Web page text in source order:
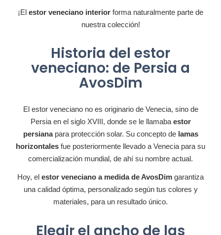
¡El estor veneciano interior forma naturalmente parte de
nuestra colección!
Historia del estor
veneciano: de Persia a
AvosDim
El estor veneciano no es originario de Venecia, sino de
Persia en el siglo XVIII, donde se le llamaba estor
persianapara protección solar. Su concepto de lamas
horizontales fue posteriormente llevado a Venecia para su
comercialización mundial, de ahí su nombre actual.
Hoy, el estor veneciano a medida de AvosDim garantiza
una calidad óptima, personalizado según tus colores y
materiales, para un resultado único.
Elegir el ancho de las